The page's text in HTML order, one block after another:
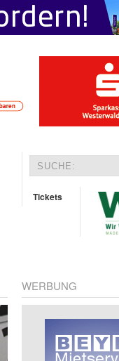
Tickets
WERBUNG